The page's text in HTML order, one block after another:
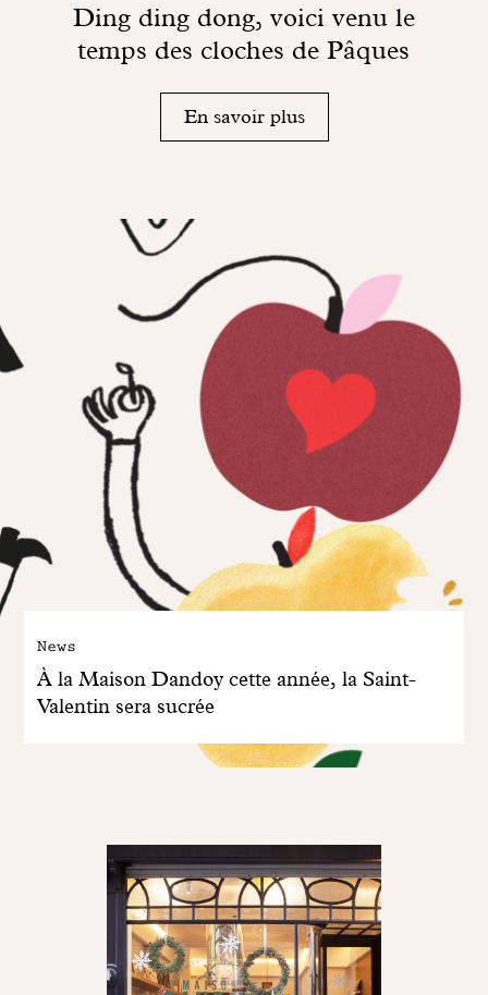
Ding ding dong, voici venu le
temps des cloches de Pâques
En savoir plus
News
À la Maison Dandoy cette année, la Saint-
Valentin sera sucrée